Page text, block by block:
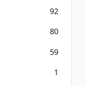
92
80
59
1